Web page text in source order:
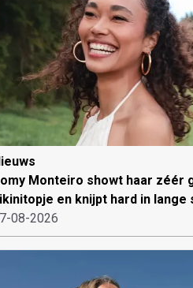
Monteiro showt haar zéér
en knijpt hard in lange
08-2026